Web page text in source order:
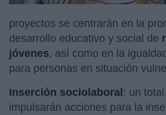
proyectos se centrarán en la
desarrollo educativo y social de
jóvenes, así como en la
para personas en situación
Inserción sociolaboral: un
impulsarán acciones para la